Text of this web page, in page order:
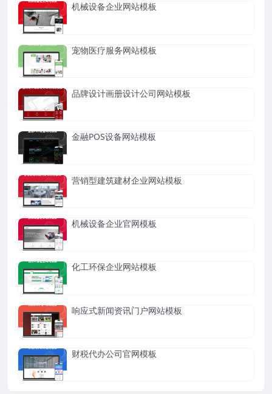
机械设备企业网站模板
宠物医疗服务网站模板
品牌设计画册设计公司网站模板
金融POS设备网站模板
营销型建筑建材企业网站模板
机械设备企业官网模板
化工环保企业网站模板
响应式新闻资讯门户网站模板
财税代办公司官网模板